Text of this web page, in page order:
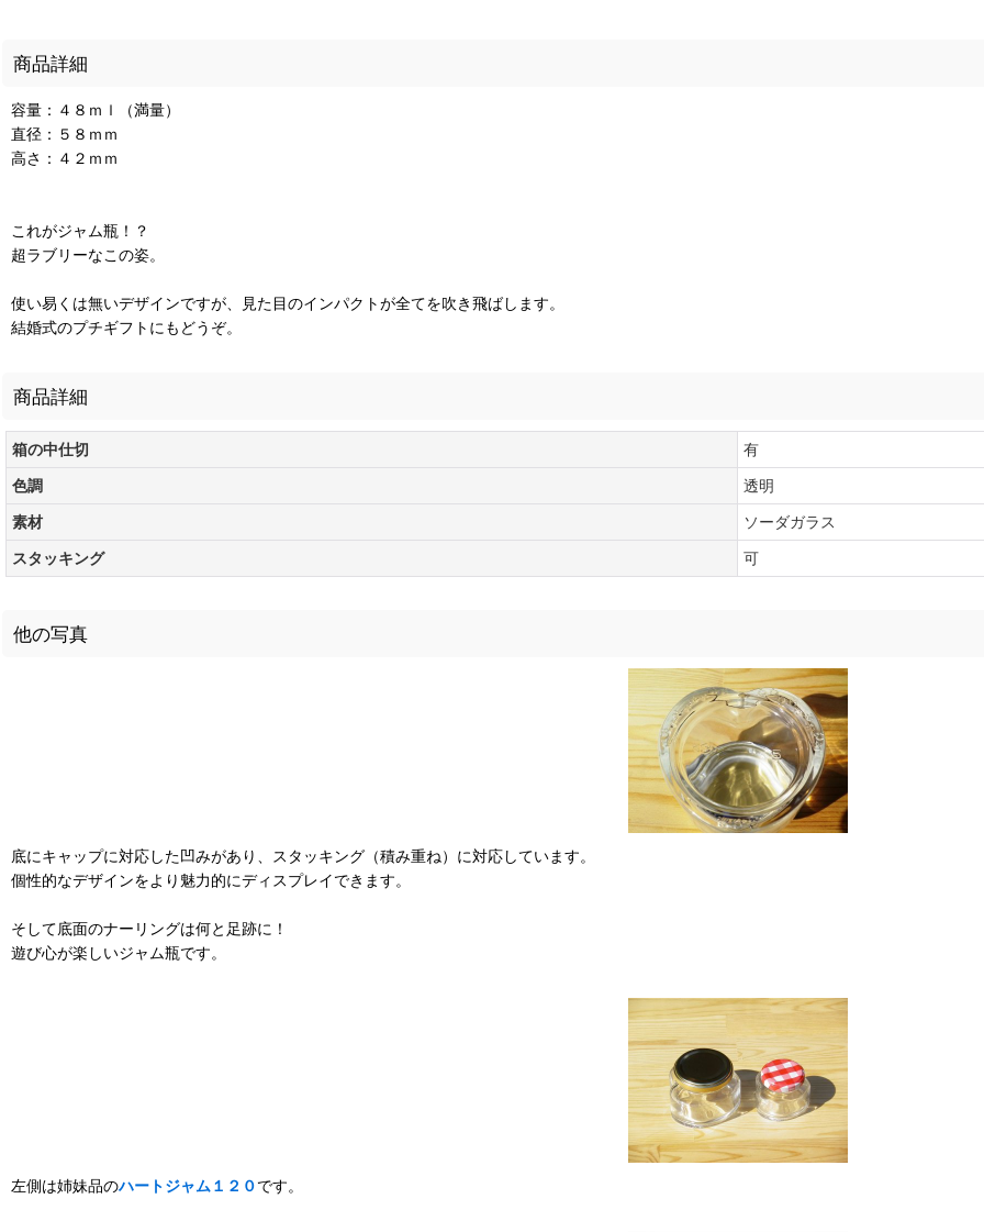
商品詳細
容量：４８ｍｌ（満量）
直径：５８ｍｍ
高さ：４２ｍｍ
これがジャム瓶！？
超ラブリーなこの姿。
使い易くは無いデザインですが、見た目のインパクトが全てを吹き飛ばします。
結婚式のプチギフトにもどうぞ。
商品詳細
箱の中仕切
有
色調
透明
素材
ソーダガラス
スタッキング
可
他の写真
底にキャップに対応した凹みがあり、スタッキング（積み重ね）に対応しています。
個性的なデザインをより魅力的にディスプレイできます。
そして底面のナーリングは何と足跡に！
遊び心が楽しいジャム瓶です。
左側は姉妹品のハートジャム１２０です。